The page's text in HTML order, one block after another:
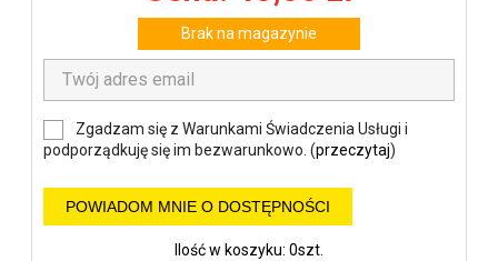
Brak na magazynie
Zgadzam się z Warunkami Świadczenia Usługi i
podporządkuję się im bezwarunkowo. (przeczytaj)
POWIADOM MNIE O DOSTĘPNOŚCI
Ilość w koszyku: 0szt.